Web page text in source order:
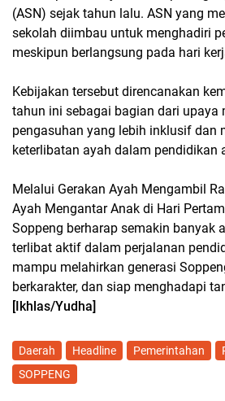
(ASN) sejak tahun lalu. ASN yang
sekolah diimbau untuk menghadiri
meskipun berlangsung pada hari
Kebijakan tersebut direncanakan
tahun ini sebagai bagian dari upaya
pengasuhan yang lebih inklusif dan
keterlibatan ayah dalam pendidikan
Melalui Gerakan Ayah Mengambil
Ayah Mengantar Anak di Hari
Soppeng berharap semakin banyak
terlibat aktif dalam perjalanan
mampu melahirkan generasi
berkarakter, dan siap menghadapi
[Ikhlas/Yudha]
Daerah Headline Pemerintahan
SOPPENG